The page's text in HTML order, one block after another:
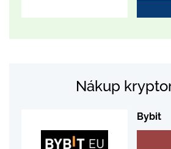
Nákup
Bybit